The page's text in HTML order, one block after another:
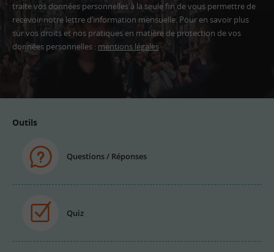
traite vos données personnelles à la seule fin de vous permettre de
recevoir notre lettre d’information mensuelle. Pour en savoir plus
sur vos droits et nos pratiques en matière de protection de vos
données personnelles : mentions légales
Outils
Questions / Réponses
Quiz